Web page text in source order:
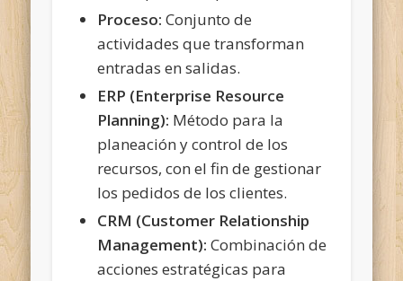
Proceso: Conjunto de
actividades que transforman
entradas en salidas.
ERP (Enterprise Resource
Planning): Método para la
planeación y control de los
recursos, con el fin de gestionar
los pedidos de los clientes.
CRM (Customer Relationship
Management): Combinación de
acciones estratégicas para